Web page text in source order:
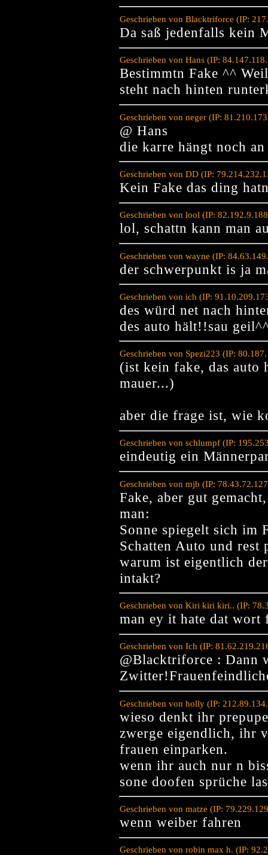
Geschrieben von Blacktriforce (IP:
Da saß jedenfalls kein
Geschrieben von Hans (IP:
Bestimmtn Fake ^^
steht nach hinten
Geschrieben von neger (IP:
@ Hans
die karre hängt noch an
Geschrieben von DD (IP:
Kein Fake das ding
Geschrieben von lool (IP:
lol, schattn kann man
Geschrieben von wayne (IP:
der schwerpunkt is ja
Geschrieben von ich (IP:
des würd net nach
des auto hält!!sau
Geschrieben von Spezi223 (IP:
(ist kein fake, das auto
mauer...)
aber die frage ist, wie
Geschrieben von schlumpf (IP:
eindeutig ein
Geschrieben von mjb (IP:
Fake, aber gut
man:
Sonne spiegelt sich im
Schatten Auto und rest
warum ist eigentlich
intakt?
Geschrieben von Kiri kiri kiri.. (IP:
man ey it hate dat
Geschrieben von Ich (IP:
@Blacktriforce : Dann
Geschrieben von holly (IP:
wieso denkt ihr
zwerge eigendlich, ihr
frauen einparken.
wenn ihr auch nur n
sone doofen sprüche
Geschrieben von matze (IP:
wenn weiber fahren
Geschrieben von robin max h. (IP: